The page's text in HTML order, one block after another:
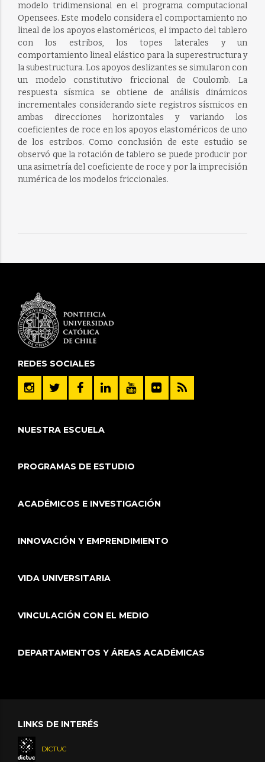
modelo tridimensional en el programa computacional
Opensees. Este modelo considera el comportamiento no
lineal de los apoyos elastoméricos, el impacto del tablero
con los estribos, los topes laterales y un
comportamiento lineal elástico para la superestructura y
la subestructura. Los apoyos deslizantes se simularon con
un modelo constitutivo friccional de Coulomb. La
respuesta sísmica se obtiene de análisis dinámicos
incrementales considerando siete registros sísmicos en
ambas direcciones horizontales y variando los
coeficientes de roce en los apoyos elastoméricos de uno
de los estribos. Como conclusión de este estudio se
observó que la rotación de tablero se puede producir por
una asimetría del coeficiente de roce y por la imprecisión
numérica de los modelos friccionales.
REDES SOCIALES
NUESTRA ESCUELA
PROGRAMAS DE ESTUDIO
ACADÉMICOS E INVESTIGACIÓN
INNOVACIÓN Y EMPRENDIMIENTO
VIDA UNIVERSITARIA
VINCULACIÓN CON EL MEDIO
DEPARTAMENTOS Y ÁREAS ACADÉMICAS
LINKS DE INTERÉS
DICTUC